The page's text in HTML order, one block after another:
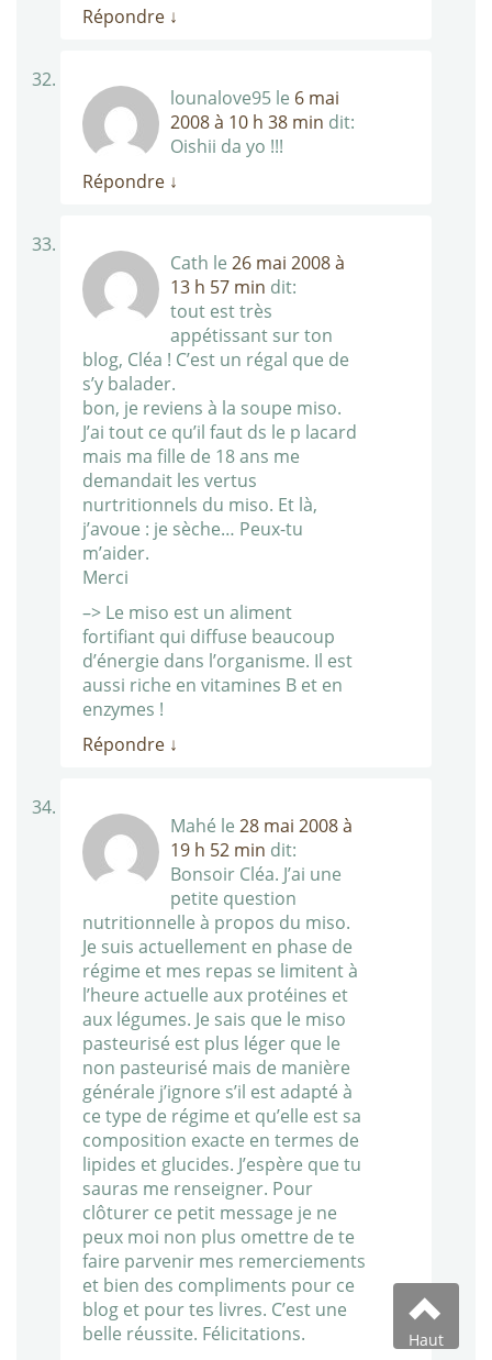
Répondre ↓
lounalove95 le 6 mai
2008 à 10 h 38 min dit:
Oishii da yo !!!
Répondre ↓
Cath le 26 mai 2008 à
13 h 57 min dit:
tout est très
appétissant sur ton
blog, Cléa ! C’est un régal que de
s’y balader.
bon, je reviens à la soupe miso.
J’ai tout ce qu’il faut ds le p lacard
mais ma fille de 18 ans me
demandait les vertus
nurtritionnels du miso. Et là,
j’avoue : je sèche… Peux-tu
m’aider.
Merci
–> Le miso est un aliment
fortifiant qui diffuse beaucoup
d’énergie dans l’organisme. Il est
aussi riche en vitamines B et en
enzymes !
Répondre ↓
Mahé le 28 mai 2008 à
19 h 52 min dit:
Bonsoir Cléa. J’ai une
petite question
nutritionnelle à propos du miso.
Je suis actuellement en phase de
régime et mes repas se limitent à
l’heure actuelle aux protéines et
aux légumes. Je sais que le miso
pasteurisé est plus léger que le
non pasteurisé mais de manière
générale j’ignore s’il est adapté à
ce type de régime et qu’elle est sa
composition exacte en termes de
lipides et glucides. J’espère que tu
sauras me renseigner. Pour
clôturer ce petit message je ne
peux moi non plus omettre de te
faire parvenir mes remerciements
et bien des compliments pour ce
blog et pour tes livres. C’est une
belle réussite. Félicitations.
Haut